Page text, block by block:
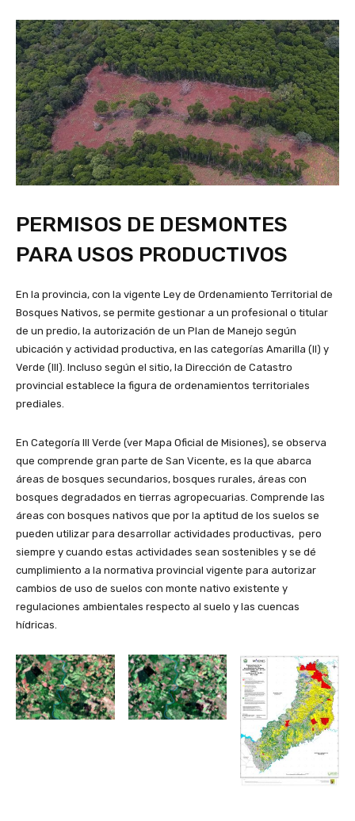
PERMISOS DE DESMONTES
PARA USOS PRODUCTIVOS
En la provincia, con la vigente Ley de Ordenamiento Territorial de
Bosques Nativos, se permite gestionar a un profesional o titular
de un predio, la autorización de un Plan de Manejo según
ubicación y actividad productiva, en las categorías Amarilla (II) y
Verde (III). Incluso según el sitio, la Dirección de Catastro
provincial establece la figura de ordenamientos territoriales
prediales.
En Categoría III Verde (ver Mapa Oficial de Misiones), se observa
que comprende gran parte de San Vicente, es la que abarca
áreas de bosques secundarios, bosques rurales, áreas con
bosques degradados en tierras agropecuarias. Comprende las
áreas con bosques nativos que por la aptitud de los suelos se
pueden utilizar para desarrollar actividades productivas, pero
siempre y cuando estas actividades sean sostenibles y se dé
cumplimiento a la normativa provincial vigente para autorizar
cambios de uso de suelos con monte nativo existente y
regulaciones ambientales respecto al suelo y las cuencas
hídricas.